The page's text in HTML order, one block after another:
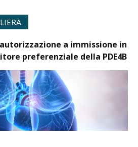
a immissione in
preferenziale della PDE4B